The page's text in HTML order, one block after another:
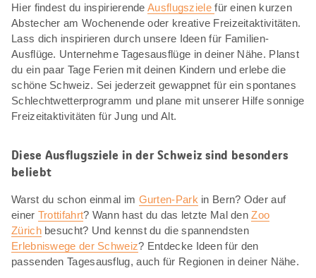
Hier findest du inspirierendeAusflugszielefür einen kurzen
Abstecher am Wochenende oder kreative Freizeitaktivitäten.
Lass dich inspirieren durch unsere Ideen für Familien-
Ausflüge. Unternehme Tagesausflüge in deiner Nähe. Planst
du ein paar Tage Ferien mit deinen Kindern und erlebe die
schöne Schweiz. Sei jederzeit gewappnet für ein spontanes
Schlechtwetterprogramm und plane mit unserer Hilfe sonnige
Freizeitaktivitäten für Jung und Alt.
Diese Ausflugsziele in der Schweiz sind besonders
beliebt
Warst du schon einmal im Gurten-Park in Bern? Oder auf
einer Trottifahrt? Wann hast du das letzte Mal denZoo
Zürichbesucht? Und kennst du die spannendsten
Erlebniswege der Schweiz? Entdecke Ideen für den
passenden Tagesausflug, auch für Regionen in deiner Nähe.